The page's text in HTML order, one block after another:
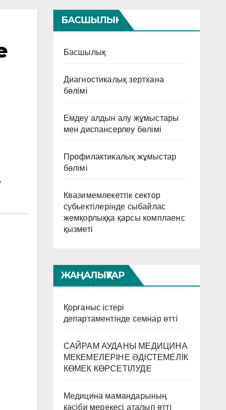
БАСШЫЛЫҚ
Басшылық
Диагностикалық зертхана
бөлімі
Емдеу алдын алу жұмыстары
мен диспансерлеу бөлімі
Профилактикалық жұмыстар
бөлімі
Квазимемлекеттік сектор
субьектілерінде сыбайлас
жемқорлыққа қарсы комплаенс
қызметі
ЖАҢАЛЫҚТАР
Қорғаныс істері
департаментінде семнар өтті
САЙРАМ АУДАНЫ МЕДИЦИНА
МЕКЕМЕЛЕРІНЕ ӘДІСТЕМЕЛІК
КӨМЕК КӨРСЕТІЛУДЕ
Медицина мамандарының
кәсіби мерекесі аталып өтті